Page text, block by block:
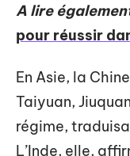
A lire
pour réussir
En Asie, la
Taiyuan,
régime,
L’Inde, elle,